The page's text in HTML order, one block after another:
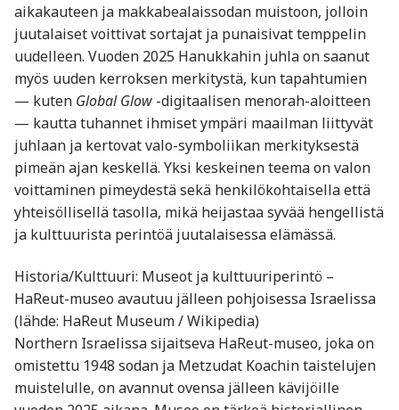
aikakauteen ja makkabealaissodan muistoon, jolloin
juutalaiset voittivat sortajat ja punaisivat temppelin
uudelleen. Vuoden 2025 Hanukkahin juhla on saanut
myös uuden kerroksen merkitystä, kun tapahtumien
— kuten Global Glow -digitaalisen menorah-aloitteen
— kautta tuhannet ihmiset ympäri maailman liittyvät
juhlaan ja kertovat valo-symboliikan merkityksestä
pimeän ajan keskellä. Yksi keskeinen teema on valon
voittaminen pimeydestä sekä henkilökohtaisella että
yhteisöllisellä tasolla, mikä heijastaa syvää hengellistä
ja kulttuurista perintöä juutalaisessa elämässä.
Historia/Kulttuuri: Museot ja kulttuuriperintö –
HaReut-museo avautuu jälleen pohjoisessa Israelissa
(lähde: HaReut Museum / Wikipedia)
Northern Israelissa sijaitseva HaReut-museo, joka on
omistettu 1948 sodan ja Metzudat Koachin taistelujen
muistelulle, on avannut ovensa jälleen kävijöille